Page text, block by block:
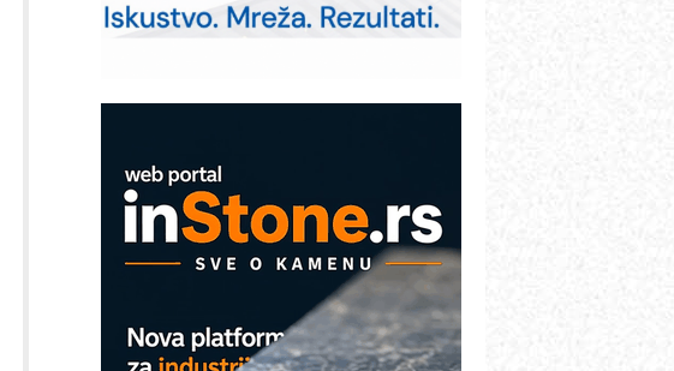
Mitutoyo Crysta-Apex V PLUS: Nova
hlađenjem
COMBYPACK